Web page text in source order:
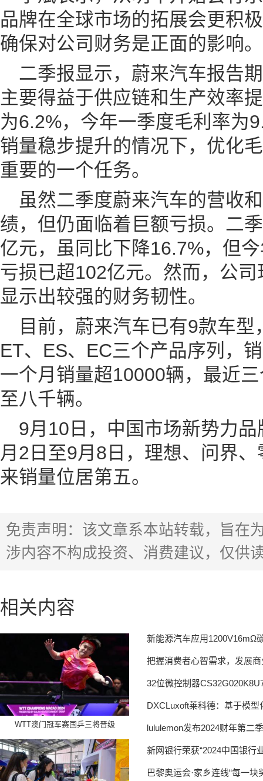
品牌在全球市场的拓展会更积
确保对公司财务是正面的影响。
二季报显示，蔚来汽车报告
主要得益于供应链和生产效率
为6.2%，今年一季度毛利率为
销量稳步提升的情况下，优化
重要的一个任务。
虽然二季度蔚来汽车的营收
绩，但仍面临着巨额亏损。二
亿元，虽同比下降16.7%，但
亏损已超102亿元。然而，公
显示出较强的财务韧性。
目前，蔚来汽车已有9款车
ET、ES、EC三个产品序列，
一个月销量超10000辆，最近
至八千辆。
9月10日，中国市场新势力
月2日至9月8日，理想、问界
来销量位居第五。
免责声明：该文章系本站转载，旨在
涉内容不构成投资、消费建议，仅供
相关内容
WTT澳门冠军赛国乒三将晋级
新能源汽车应用1200V16mΩ
把握消费者心智需求，发展
32位微控制器
DXCLuxoft莱科德：基于模
lululemon发布2024财年第二
新网银行荣获“2024中国银行
巴黎奥运会·家乡连线“每一